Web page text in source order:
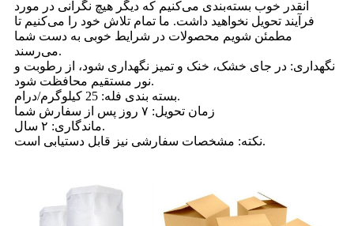
آنقدر خوب بسته‌بندی می‌کنیم که دیگر هیچ نگرانی در مورد
فرآیند تحویل نخواهید داشت. ما تمام تلاش خود را می‌کنیم تا
مطمئن شویم محصولات در شرایط خوبی به دست شما
می‌رسند.
نگهداری: در جای خشک، خنک و تمیز نگهداری شود، از رطوبت و
نور مستقیم محافظت شود.
بسته بندی فله: 25 کیلوگرم/درام.
زمان تحویل: ۷ روز پس از سفارش شما
ماندگاری: ۲ سال.
نکته: مشخصات سفارشی نیز قابل دستیابی است.